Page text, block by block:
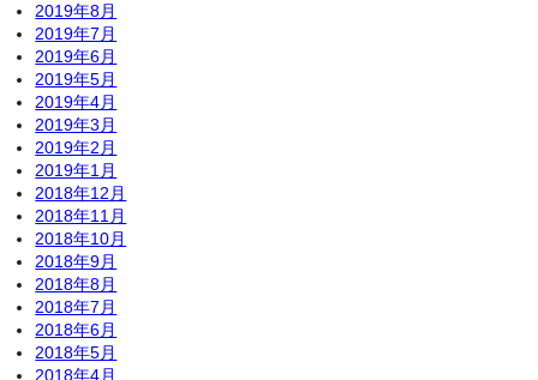
2019年8月
2019年7月
2019年6月
2019年5月
2019年4月
2019年3月
2019年2月
2019年1月
2018年12月
2018年11月
2018年10月
2018年9月
2018年8月
2018年7月
2018年6月
2018年5月
2018年4月